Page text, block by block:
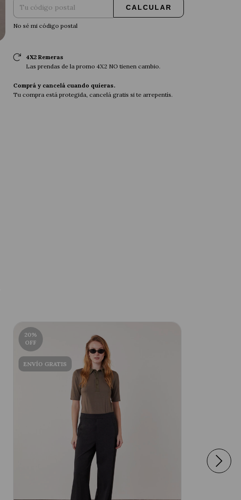
CALCULAR
No sé mi código postal
4X2 Remeras
Las prendas de la promo 4X2 NO tienen cambio.
Comprá y cancelá cuando quieras.
Tu compra está protegida, cancelá gratis si te arrepentís.
20%
OFF
ENVÍO GRATIS